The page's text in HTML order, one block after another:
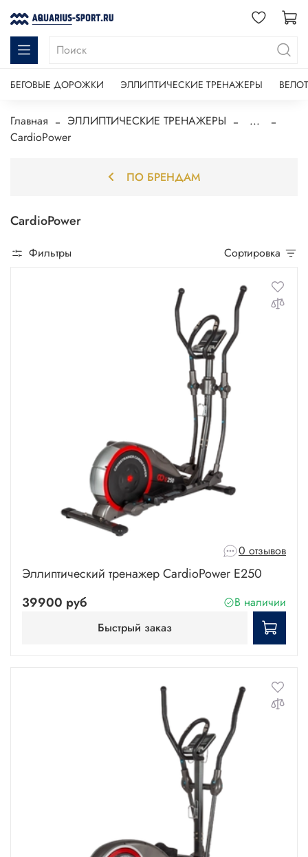
БЕГОВЫЕ ДОРОЖКИ ЭЛЛИПТИЧЕСКИЕ ТРЕНАЖЕРЫ
Главная ЭЛЛИПТИЧЕСКИЕ ТРЕНАЖЕРЫ
...
CardioPower
CardioPower
Фильтры Сортировка
0 отзывов
Эллиптический тренажер CardioPower E250
39900 руб
В наличии
Быстрый заказ
ПО БРЕНДАМ